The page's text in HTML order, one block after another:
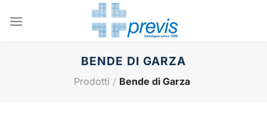
BENDE DI GARZA
Prodotti / Bende di Garza